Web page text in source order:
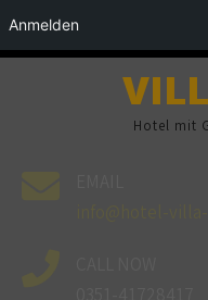
Anmelden
Hotel mit